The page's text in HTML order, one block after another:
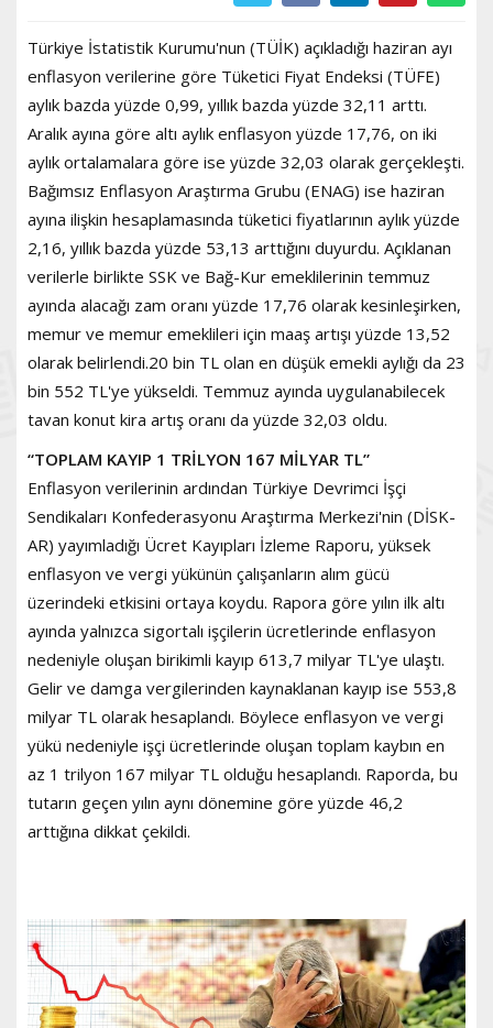
Türkiye İstatistik Kurumu'nun (TÜİK) açıkladığı haziran ayı
enflasyon verilerine göre Tüketici Fiyat Endeksi (TÜFE)
aylık bazda yüzde 0,99, yıllık bazda yüzde 32,11 arttı.
Aralık ayına göre altı aylık enflasyon yüzde 17,76, on iki
aylık ortalamalara göre ise yüzde 32,03 olarak gerçekleşti.
Bağımsız Enflasyon Araştırma Grubu (ENAG) ise haziran
ayına ilişkin hesaplamasında tüketici fiyatlarının aylık yüzde
2,16, yıllık bazda yüzde 53,13 arttığını duyurdu. Açıklanan
verilerle birlikte SSK ve Bağ-Kur emeklilerinin temmuz
ayında alacağı zam oranı yüzde 17,76 olarak kesinleşirken,
memur ve memur emeklileri için maaş artışı yüzde 13,52
olarak belirlendi.20 bin TL olan en düşük emekli aylığı da 23
bin 552 TL'ye yükseldi. Temmuz ayında uygulanabilecek
tavan konut kira artış oranı da yüzde 32,03 oldu.
“TOPLAM KAYIP 1 TRİLYON 167 MİLYAR TL”
Enflasyon verilerinin ardından Türkiye Devrimci İşçi
Sendikaları Konfederasyonu Araştırma Merkezi'nin (DİSK-
AR) yayımladığı Ücret Kayıpları İzleme Raporu, yüksek
enflasyon ve vergi yükünün çalışanların alım gücü
üzerindeki etkisini ortaya koydu. Rapora göre yılın ilk altı
ayında yalnızca sigortalı işçilerin ücretlerinde enflasyon
nedeniyle oluşan birikimli kayıp 613,7 milyar TL'ye ulaştı.
Gelir ve damga vergilerinden kaynaklanan kayıp ise 553,8
milyar TL olarak hesaplandı. Böylece enflasyon ve vergi
yükü nedeniyle işçi ücretlerinde oluşan toplam kaybın en
az 1 trilyon 167 milyar TL olduğu hesaplandı. Raporda, bu
tutarın geçen yılın aynı dönemine göre yüzde 46,2
arttığına dikkat çekildi.